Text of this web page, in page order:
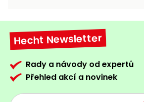
Hecht Newsletter
Rady a návody od expertů
Přehled akcí a novinek